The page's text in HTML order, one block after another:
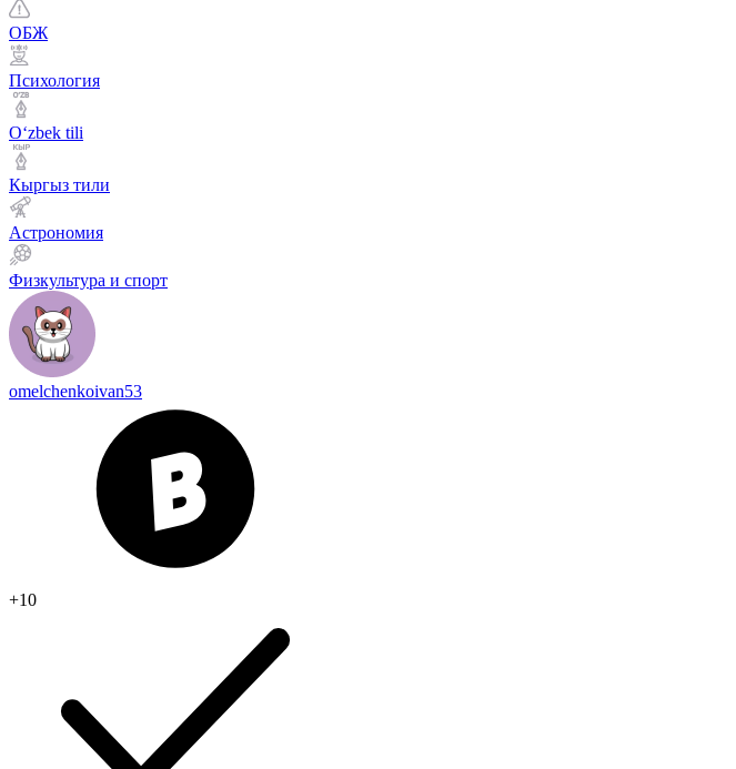
ОБЖ
Психология
Оʻzbek tili
Кыргыз тили
Астрономия
Физкультура и спорт
omelchenkoivan53
+10